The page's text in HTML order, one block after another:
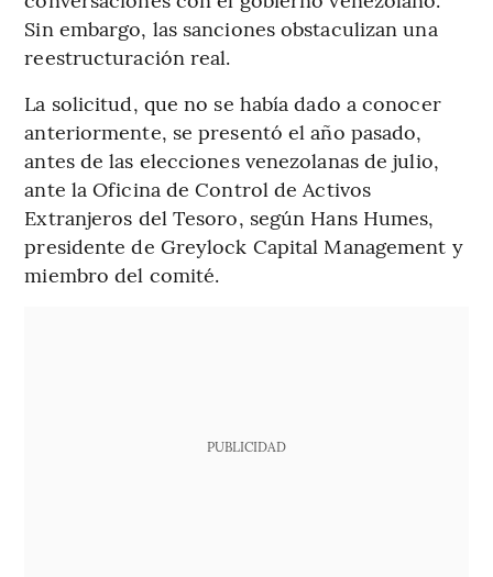
Sin embargo, las sanciones obstaculizan una
reestructuración real.
La solicitud, que no se había dado a conocer
anteriormente, se presentó el año pasado,
antes de las elecciones venezolanas de julio,
ante la Oficina de Control de Activos
Extranjeros del Tesoro, según Hans Humes,
presidente de Greylock Capital Management y
miembro del comité.
PUBLICIDAD